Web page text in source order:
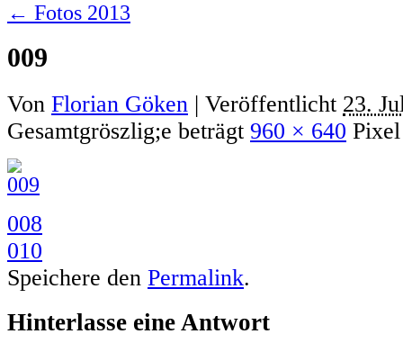
← Fotos 2013
009
Von Florian Göken | Veröffentlicht 23.
Gesamtgröszlig;e beträgt 960 × 640 Pixel
008
010
Speichere den Permalink.
Hinterlasse eine Antwort